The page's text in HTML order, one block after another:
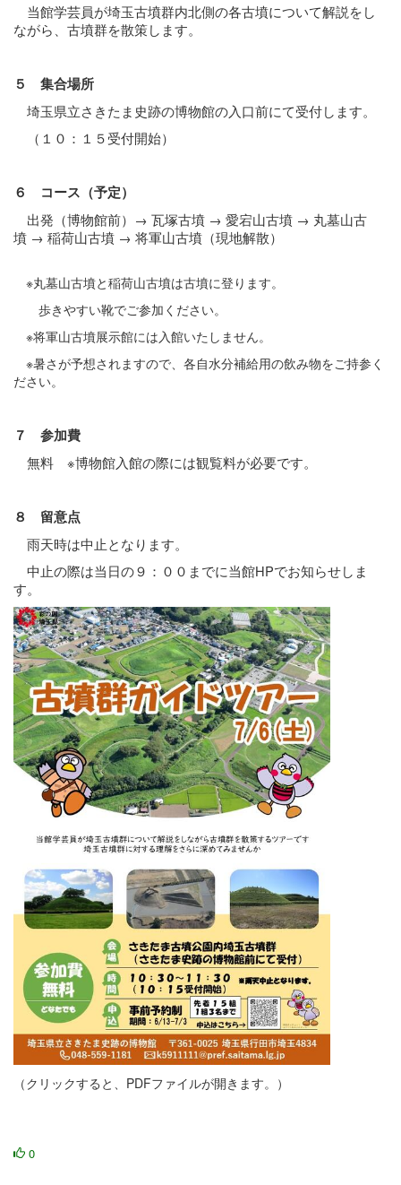
当館学芸員が埼玉古墳群内北側の各古墳について解説をし
ながら、 古墳群を散策します。
５ 集合場所
埼玉県立さきたま史跡の博物館の入口前にて受付します。
（１０：１５受付開始）
６ コース（予定）
出発（博物館前）→ 瓦塚古墳 → 愛宕山古墳 → 丸墓山古
墳 → 稲荷山古墳 → 将軍山古墳（現地解散）
※丸墓山古墳と稲荷山古墳は古墳に登ります。
歩きやすい靴でご参加ください。
※将軍山古墳展示館には入館いたしません。
※暑さが予想されますので、各自水分補給用の飲み物をご持参く
ださい。
７ 参加費
無料 ※博物館入館の際には観覧料が必要です。
８ 留意点
雨天時は中止となります。
中止の際は当日の９：００までに当館HPでお知らせしま
す。
（クリックすると、PDFファイルが開きます。）
0